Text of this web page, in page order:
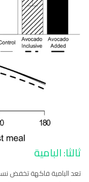
ثالثا: البامية
تعد البامية فاكهة تخفض